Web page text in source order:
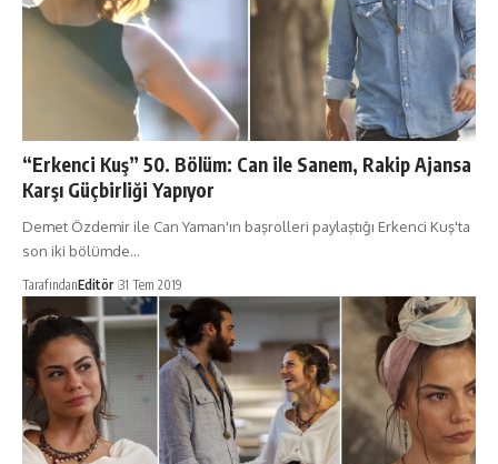
“Erkenci Kuş” 50. Bölüm: Can ile Sanem, Rakip Ajansa
Karşı Güçbirliği Yapıyor
Demet Özdemir ile Can Yaman'ın başrolleri paylaştığı Erkenci Kuş'ta
son iki bölümde…
TarafındanEditör 31 Tem 2019